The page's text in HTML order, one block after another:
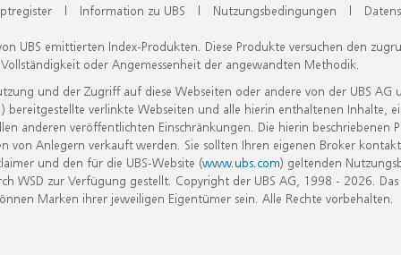
| Information zu UBS | Nutzungsbedingungen |
UBS emittierten Index-Produkten. Diese Produkte versuchen den
oder Angemessenheit der angewandten Methodik.
und der Zugriff auf diese Webseiten oder andere von der UBS AG
verlinkte Webseiten und alle hierin enthaltenen Inhalte,
anderen veröffentlichten Einschränkungen. Die hierin
Anlegern verkauft werden. Sie sollten Ihren eigenen Broker
und den für die UBS-Website (www.ubs.com) geltenden
WSD zur Verfügung gestellt. Copyright der UBS AG, 1998 - 2026.
Marken ihrer jeweiligen Eigentümer sein. Alle Rechte vorbehalten.